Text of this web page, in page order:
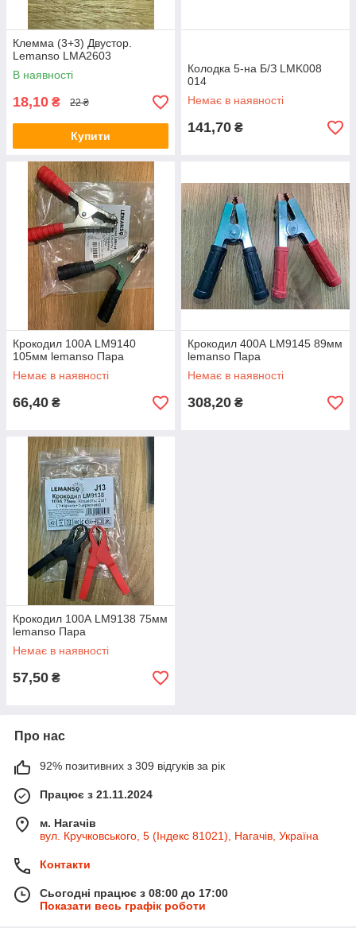
Клемма (3+3) Двустор.
Lemanso LMA2603
В наявності
18,10 ₴ 22 ₴
Купити
Колодка 5-на Б/З LMK008
014
Немає в наявності
141,70 ₴
Крокодил 100А LM9140
105мм lemanso Пара
Немає в наявності
66,40 ₴
Крокодил 400А LM9145 89мм
lemanso Пара
Немає в наявності
308,20 ₴
Крокодил 100А LM9138 75мм
lemanso Пара
Немає в наявності
57,50 ₴
Про нас
92% позитивних з 309 відгуків за рік
Працює з 21.11.2024
м. Нагачів
вул. Кручковського, 5 (Індекс 81021), Нагачів, Україна
Контакти
Сьогодні працює з 08:00 до 17:00
Показати весь графік роботи